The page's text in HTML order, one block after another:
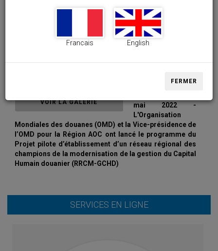
Capital Humain douanier (RRCM-GCHD)
VOIR LA GALERIE
Gestion des
mai 2022 -
L'Organisation
Mondiales des douanes (OMD) et la Vice-présidence de
l’OMD pour la Région AOC ont lancé le programme du
Projet pilote d’établissement d’un réseau régional des
champions de la modernisation de la gestion du Capital
Humain douanier (RRCM-GCHD)
SERVICES EN LIGNE
Francais English
FERMER